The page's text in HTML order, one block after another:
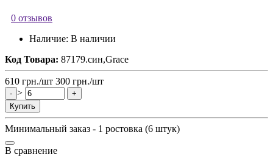
0 отзывов
Наличие: В наличии
Код Товара: 87179.син,Grace
610 грн./шт 300 грн./шт
- >
+
Купить
Минимальный заказ - 1 ростовка (6 штук)
В сравнение